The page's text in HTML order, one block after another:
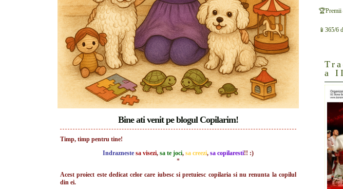
🏆Premii
📱365/6
a
Bine ati venit pe blogul Copilarim!
Timp, timp pentru tine!
Indrazneste sa visezi, sa te joci, sa creezi, sa copilaresti!! :)
*
Acest proiect este dedicat celor care iubesc si pretuiesc copilaria si nu renunta la copilul
din ei.